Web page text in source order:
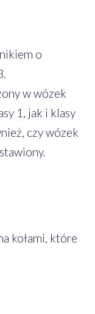
o
w wózek
1, jak i klasy
czy wózek
kołami, które